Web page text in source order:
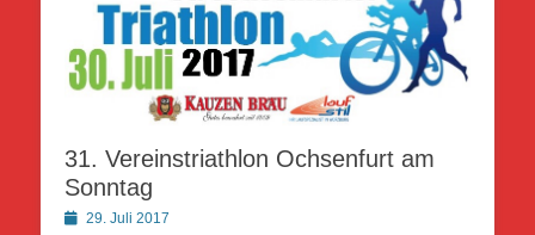
31. Vereinstriathlon Ochsenfurt am
Sonntag
Posted29. Juli 2017